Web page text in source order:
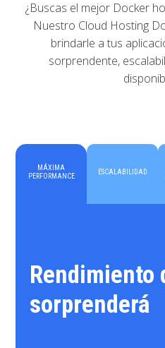
¿Buscas el mejor Docker
Nuestro Cloud Hosting
brindarle a tus
sorprendente,
MÁXIMA
PERFORMANCE
ESCALABILIDAD
Rendimiento
sorprenderá